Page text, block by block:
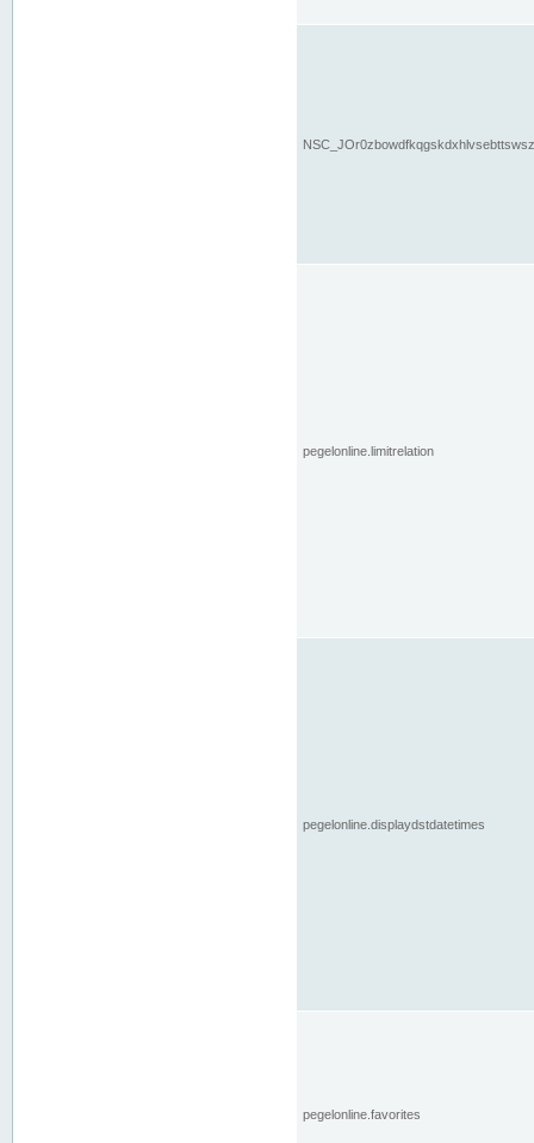
pegelonline.limitrelation
pegelonline.displaydstdatetimes
pegelonline.favorites